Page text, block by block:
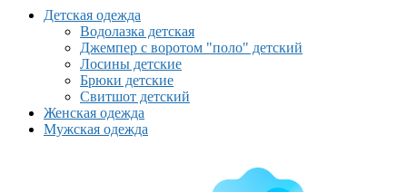
Детская одежда
Водолазка детская
Джемпер с воротом "поло" детский
Лосины детские
Брюки детские
Свитшот детский
Женская одежда
Мужская одежда